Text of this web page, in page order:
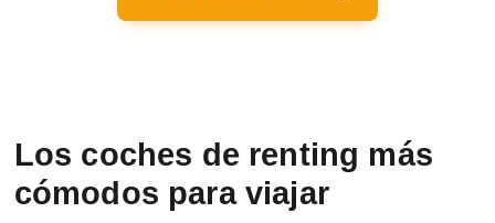
Los coches de renting más
cómodos para viajar